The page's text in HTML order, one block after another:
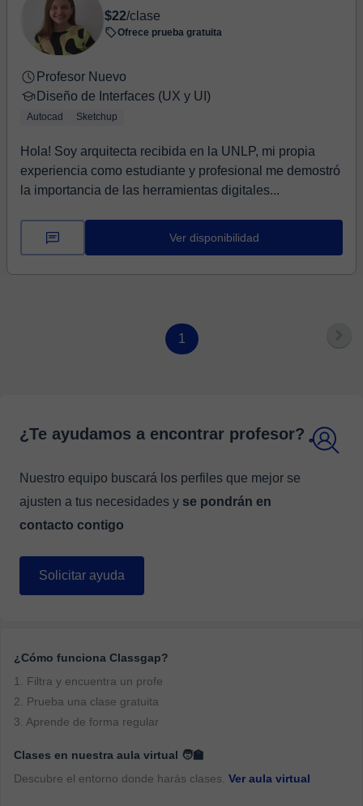
$22/clase
Ofrece prueba gratuita
Profesor Nuevo
Diseño de Interfaces (UX y UI)
Autocad Sketchup
Hola! Soy arquitecta recibida en la UNLP, mi propia
experiencia como estudiante y profesional me demostró
la importancia de las herramientas digitales...
Ver disponibilidad
1
¿Te ayudamos a encontrar profesor?
Nuestro equipo buscará los perfiles que mejor se
ajusten a tus necesidades y se pondrán en
contacto contigo
Solicitar ayuda
¿Cómo funciona Classgap?
1. Filtra y encuentra un profe
2. Prueba una clase gratuita
3. Aprende de forma regular
Clases en nuestra aula virtual 🧑‍🏫
Descubre el entorno donde harás clases. Ver aula virtual